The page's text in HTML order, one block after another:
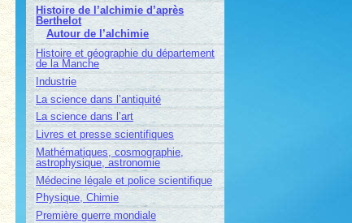
Histoire de l’alchimie d’après
Berthelot
Autour de l’alchimie
Histoire et géographie du département
de la Manche
Industrie
La science dans l’antiquité
La science dans l’art
Livres et presse scientifiques
Mathématiques, cosmographie,
astrophysique, astronomie
Médecine légale et police scientifique
Physique, Chimie
Première guerre mondiale